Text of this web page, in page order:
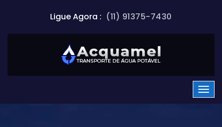
Ligue Agora : (11) 91375-7430